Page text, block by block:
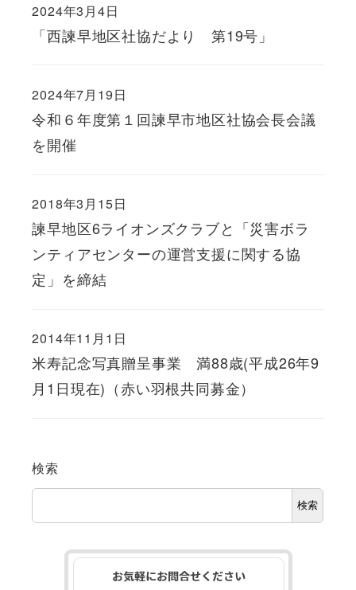
「西諫早地区社協だより 第19号」
2024年3月4日
令和６年度第１回諫早市地区社協会長会議
を開催
2024年7月19日
諫早地区6ライオンズクラブと「災害ボラ
ンティアセンターの運営支援に関する協
定」を締結
2018年3月15日
米寿記念写真贈呈事業 満88歳(平成26年9
月1日現在)（赤い羽根共同募金）
2014年11月1日
検索
検索